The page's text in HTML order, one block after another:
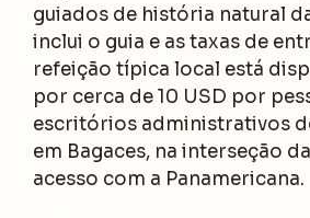
guiados de história natural
inclui o guia e as taxas de
refeição típica local está
por cerca de 10 USD por
escritórios administrativos
em Bagaces, na interseção
acesso com a Panamericana.